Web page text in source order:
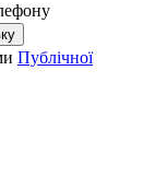
Публічної